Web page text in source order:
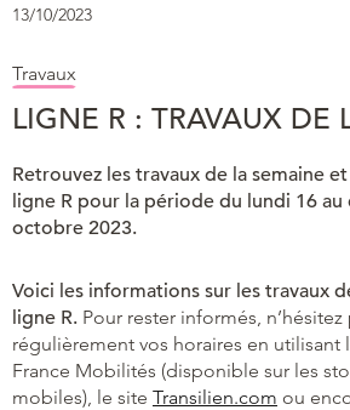
13/10/2023
Travaux
LIGNE R : TRAVAUX DE
Retrouvez les travaux de la semaine
ligne R pour la période du lundi 16 au
octobre 2023.
Voici les informations sur les travaux
ligne R. Pour rester informés, n’hésitez
régulièrement vos horaires en utilisant
France Mobilités (disponible sur les
mobiles), le site Transilien.com ou